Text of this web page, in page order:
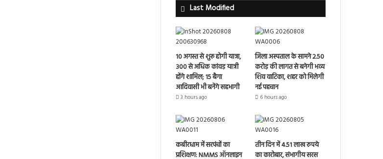
Last Modified
10 अगस्त से शुरू होगी यात्रा,
300 से अधिक कांवड़ यात्री
होंगे शामिल; 15 बैगा
आदिवासी भी बनेंगे सहभागी
3 hours ago
जिला अस्पताल के सामने 2.50
करोड़ की लागत से बनेगी भव्य
शिव वाटिका, शहर को मिलेगी
नई पहचान
6 hours ago
कबीरधाम में सरपंचों का
प्रशिक्षण: NMMS ऑनलाइन
तीन दिन में 4.51 लाख रुपये
का कारोबार, संभागीय सरस